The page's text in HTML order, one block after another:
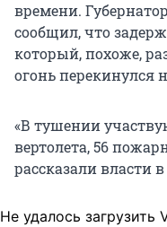
времени.
сообщил, что
который, похоже,
огонь перекинулся
«В тушении
вертолета, 56
рассказали власти
Не удалось загрузить